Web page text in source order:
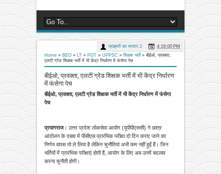
Home » BEO » LT » PGT » UPPSC » शिक्षक भर्ती » बीईओ, प्रवक्ता,
एलटी ग्रेड शिक्षक भर्ती में भी केंद्र निर्धारण में फंसेगा पेच
बीईओ, प्रवक्ता, एलटी ग्रेड शिक्षक भर्ती में भी केंद्र निर्धारण
में फंसेगा पेच
प्राइमरी का मास्टर 2 4:16:00 PM
बीईओ, प्रवक्ता, एलटी ग्रेड शिक्षक भर्ती में भी केंद्र निर्धारण में फंसेगा
पेच
प्रयागराज। उत्तर प्रदेश लोकसेवा आयोग (यूपीपीएससी) ने छात्र
आंदोलन के दबाव में पीसीएस प्रारंभिक परीक्षा दो दिन कराए जाने का
निर्णय वापस तो ले लिया है लेकिन चुनौतियां अभी कम नहीं हुईं हैं। जिन
भर्तियों में प्रारंभिक परीक्षाएं होती हैं, आयोग के लिए अब उनमें बदलाव
करना चुनौती होगी।